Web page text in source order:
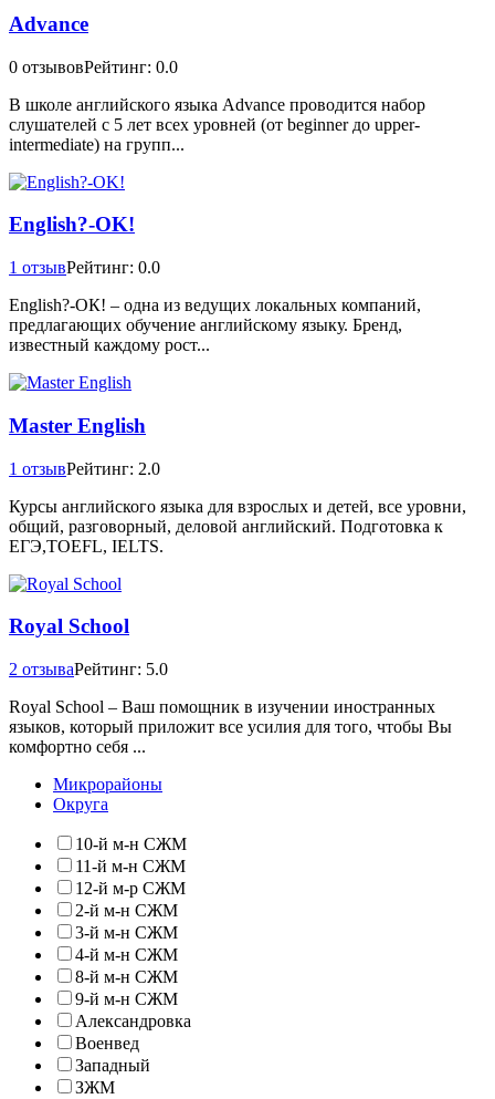
Advance
0 отзывовРейтинг: 0.0
В школе английского языка Advance проводится набор
слушателей с 5 лет всех уровней (от beginner до upper-
intermediate) на групп...
English?-OK!
1 отзывРейтинг: 0.0
English?-ОК! – одна из ведущих локальных компаний,
предлагающих обучение английскому языку. Бренд,
известный каждому рост...
Master English
1 отзывРейтинг: 2.0
Курсы английского языка для взрослых и детей, все уровни,
общий, разговорный, деловой английский. Подготовка к
ЕГЭ,TOEFL, IELTS.
Royal School
2 отзываРейтинг: 5.0
Royal School – Ваш помощник в изучении иностранных
языков, который приложит все усилия для того, чтобы Вы
комфортно себя ...
Микрорайоны
Округа
10-й м-н СЖМ
11-й м-н СЖМ
12-й м-р СЖМ
2-й м-н СЖМ
3-й м-н СЖМ
4-й м-н СЖМ
8-й м-н СЖМ
9-й м-н СЖМ
Александровка
Военвед
Западный
ЗЖМ